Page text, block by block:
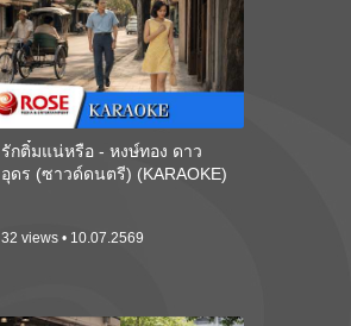
รักติ๋มแน่หรือ - หงษ์ทอง ดาว
อุดร (ซาวด์ดนตรี) (KARAOKE)
32 views • 10.07.2569